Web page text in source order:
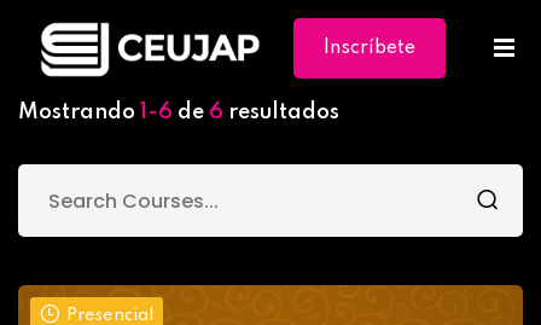
Inscríbete
Mostrando 1-6 de 6 resultados
Presencial